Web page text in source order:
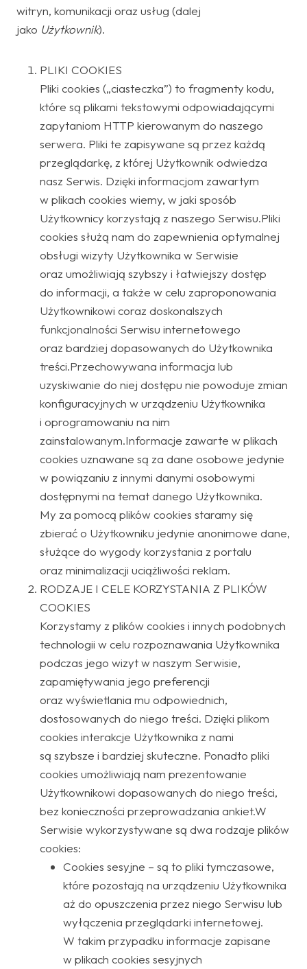
witryn, komunikacji oraz usług (dalej
jako Użytkownik).
PLIKI COOKIES
Pliki cookies („ciasteczka”) to fragmenty kodu,
które są plikami tekstowymi odpowiadającymi
zapytaniom HTTP kierowanym do naszego
serwera. Pliki te zapisywane są przez każdą
przeglądarkę, z której Użytkownik odwiedza
nasz Serwis. Dzięki informacjom zawartym
w plikach cookies wiemy, w jaki sposób
Użytkownicy korzystają z naszego Serwisu.Pliki
cookies służą nam do zapewnienia optymalnej
obsługi wizyty Użytkownika w Serwisie
oraz umożliwiają szybszy i łatwiejszy dostęp
do informacji, a także w celu zaproponowania
Użytkownikowi coraz doskonalszych
funkcjonalności Serwisu internetowego
oraz bardziej dopasowanych do Użytkownika
treści.Przechowywana informacja lub
uzyskiwanie do niej dostępu nie powoduje zmian
konfiguracyjnych w urządzeniu Użytkownika
i oprogramowaniu na nim
zainstalowanym.Informacje zawarte w plikach
cookies uznawane są za dane osobowe jedynie
w powiązaniu z innymi danymi osobowymi
dostępnymi na temat danego Użytkownika.
My za pomocą plików cookies staramy się
zbierać o Użytkowniku jedynie anonimowe dane,
służące do wygody korzystania z portalu
oraz minimalizacji uciążliwości reklam.
RODZAJE I CELE KORZYSTANIA Z PLIKÓW
COOKIES
Korzystamy z plików cookies i innych podobnych
technologii w celu rozpoznawania Użytkownika
podczas jego wizyt w naszym Serwisie,
zapamiętywania jego preferencji
oraz wyświetlania mu odpowiednich,
dostosowanych do niego treści. Dzięki plikom
cookies interakcje Użytkownika z nami
są szybsze i bardziej skuteczne. Ponadto pliki
cookies umożliwiają nam prezentowanie
Użytkownikowi dopasowanych do niego treści,
bez konieczności przeprowadzania ankiet.W
Serwisie wykorzystywane są dwa rodzaje plików
cookies:
Cookies sesyjne – są to pliki tymczasowe,
które pozostają na urządzeniu Użytkownika
aż do opuszczenia przez niego Serwisu lub
wyłączenia przeglądarki internetowej.
W takim przypadku informacje zapisane
w plikach cookies sesyjnych